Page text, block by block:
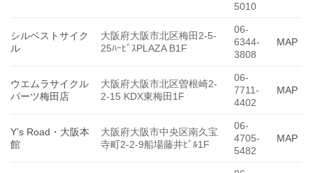
5010
シルベストサイク
ル
大阪府大阪市北区梅田2-5-
25ﾊｰﾋﾞｽPLAZA B1F
06-
6344-
3808
MAP
ウエムラサイクル
パーツ梅田店
大阪府大阪市北区曽根崎2-
2-15 KDX東梅田1F
06-
7711-
4402
MAP
Y’s Road・大阪本
館
大阪府大阪市中央区南久宝
寺町2-2-9船場藤井ﾋﾞﾙ1F
06-
4705-
5482
MAP